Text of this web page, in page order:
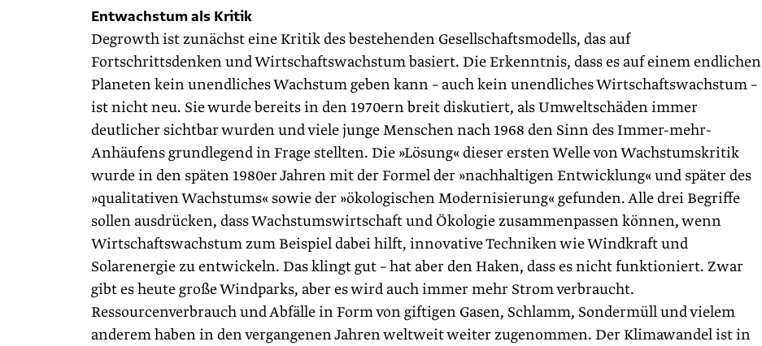
Entwachstum als Kritik
Degrowth ist zunächst eine Kritik des bestehenden Gesellschaftsmodells, das auf
Fortschrittsdenken und Wirtschaftswachstum basiert. Die Erkenntnis, dass es auf einem endlichen
Planeten kein unendliches Wachstum geben kann – auch kein unendliches Wirtschaftswachstum –
ist nicht neu. Sie wurde bereits in den 1970ern breit diskutiert, als Umweltschäden immer
deutlicher sichtbar wurden und viele junge Menschen nach 1968 den Sinn des Immer-mehr-
Anhäufens grundlegend in Frage stellten. Die »Lösung« dieser ersten Welle von Wachstumskritik
wurde in den späten 1980er Jahren mit der Formel der »nachhaltigen Entwicklung« und später des
»qualitativen Wachstums« sowie der »ökologischen Modernisierung« gefunden. Alle drei Begriffe
sollen ausdrücken, dass Wachstumswirtschaft und Ökologie zusammenpassen können, wenn
Wirtschaftswachstum zum Beispiel dabei hilft, innovative Techniken wie Windkraft und
Solarenergie zu entwickeln. Das klingt gut – hat aber den Haken, dass es nicht funktioniert. Zwar
gibt es heute große Windparks, aber es wird auch immer mehr Strom verbraucht.
Ressourcenverbrauch und Abfälle in Form von giftigen Gasen, Schlamm, Sondermüll und vielem
anderem haben in den vergangenen Jahren weltweit weiter zugenommen. Der Klimawandel ist in